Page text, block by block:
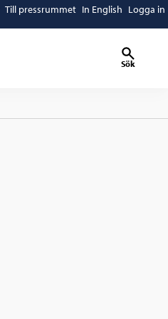
Till pressrummet In English Logga in
Sök